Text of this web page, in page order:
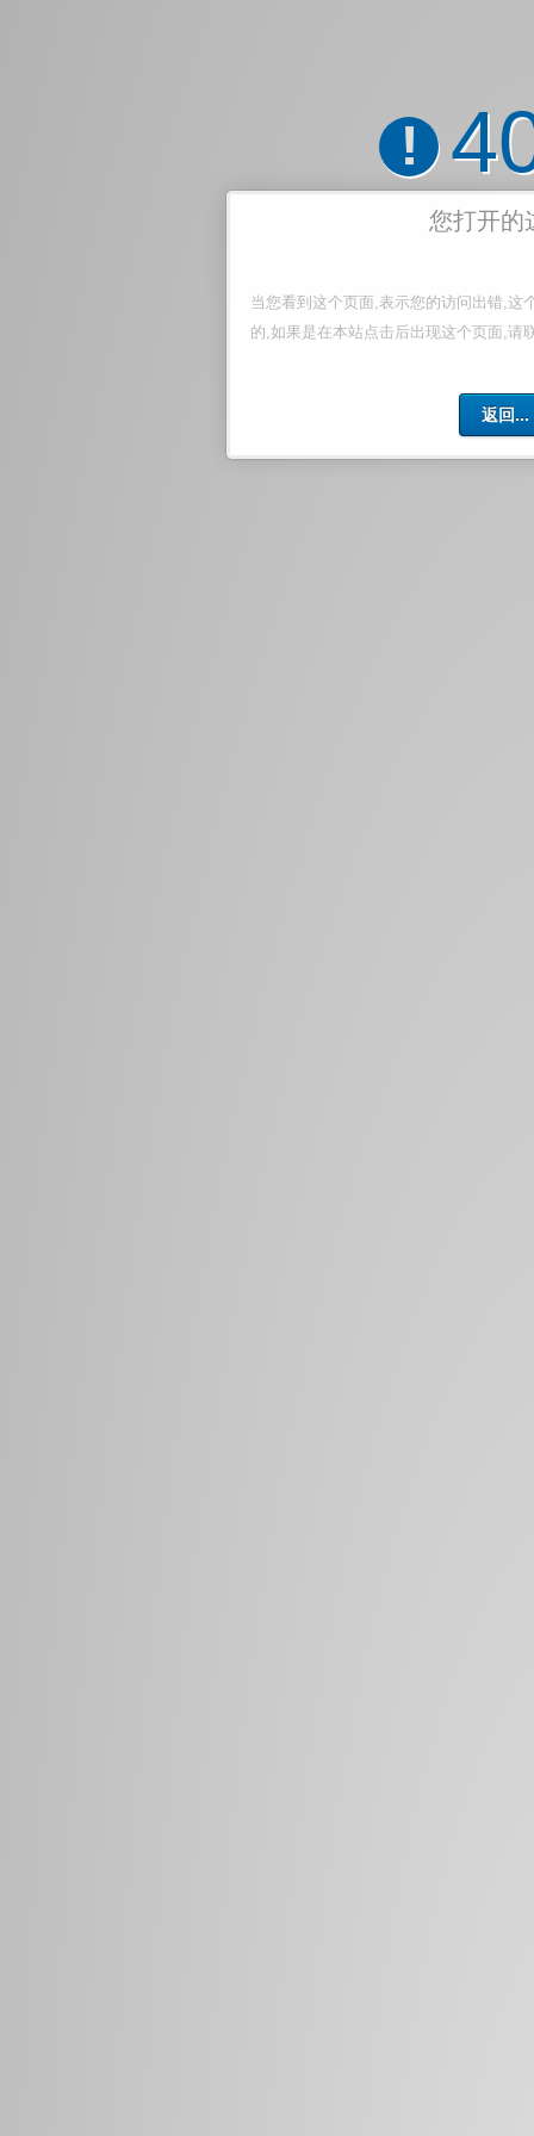
!
您打开的
当您看到这个页面,表示您的访问出错,这
的,如果是在本站点击后出现这个页面,请
返回...